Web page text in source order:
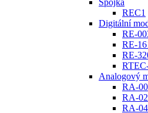
Spojka
REC1
Digitální
RE-
RE-
RE-
Analogový
RA-
RA-
RA-